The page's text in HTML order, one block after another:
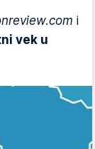
i
vek u